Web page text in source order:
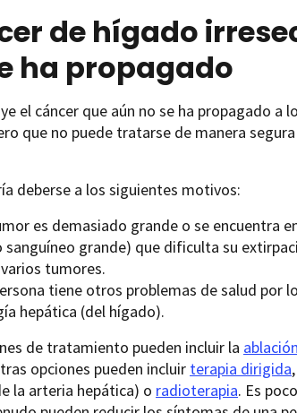
de hígado
ha propagado
el cáncer que aún no se ha propagado
que no puede tratarse de manera
deberse a los siguientes motivos:
es demasiado grande o se encuentra
sanguíneo grande) que dificulta su
tumores.
tiene otros problemas de salud por
hepática (del hígado).
de tratamiento pueden incluir la ablación
opciones pueden incluir terapia dirigida,
la arteria hepática) o radioterapia. Es